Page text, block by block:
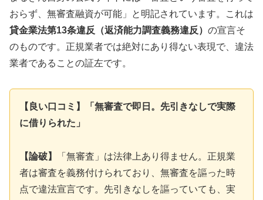
おらず、無審査融資が可能」と明記されています。これは
貸金業法第13条違反（返済能力調査義務違反） の宣言そ
のものです。正規業者では絶対にあり得ない表現で、違法
業者であることの証左です。
【良い口コミ】「無審査で即日。先引きなしで実際
に借りられた」
【論破】
「無審査」は法律上あり得ません。正規業
者は審査を義務付けられており、無審査を謳った時
点で違法宣言です。先引きなしを謳っていても、実